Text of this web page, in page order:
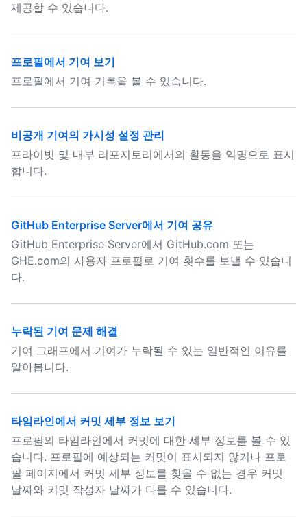
제공할 수 있습니다.
프로필에서 기여 보기
프로필에서 기여 기록을 볼 수 있습니다.
비공개 기여의 가시성 설정 관리
프라이빗 및 내부 리포지토리에서의 활동을 익명으로 표시
합니다.
GitHub Enterprise Server에서 기여 공유
GitHub Enterprise Server에서 GitHub.com 또는
GHE.com의 사용자 프로필로 기여 횟수를 보낼 수 있습니
다.
누락된 기여 문제 해결
기여 그래프에서 기여가 누락될 수 있는 일반적인 이유를
알아봅니다.
타임라인에서 커밋 세부 정보 보기
프로필의 타임라인에서 커밋에 대한 세부 정보를 볼 수 있
습니다. 프로필에 예상되는 커밋이 표시되지 않거나 프로
필 페이지에서 커밋 세부 정보를 찾을 수 없는 경우 커밋
날짜와 커밋 작성자 날짜가 다를 수 있습니다.